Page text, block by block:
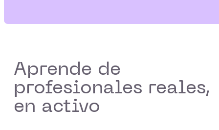
Aprende de
profesionales reales,
en activo